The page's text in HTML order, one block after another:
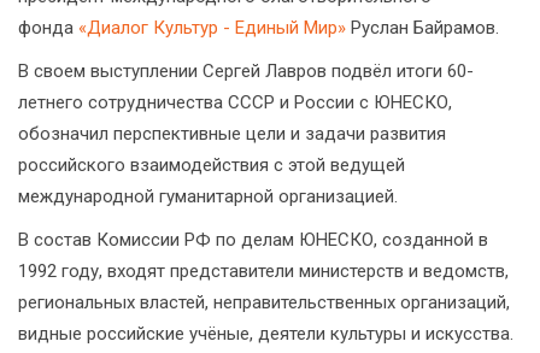
фонда «Диалог Культур - Единый Мир» Руслан Байрамов.
В своем выступлении Сергей Лавров подвёл итоги 60-
летнего сотрудничества СССР и России с ЮНЕСКО,
обозначил перспективные цели и задачи развития
российского взаимодействия с этой ведущей
международной гуманитарной организацией.
В состав Комиссии РФ по делам ЮНЕСКО, созданной в
1992 году, входят представители министерств и ведомств,
региональных властей, неправительственных организаций,
видные российские учёные, деятели культуры и искусства.